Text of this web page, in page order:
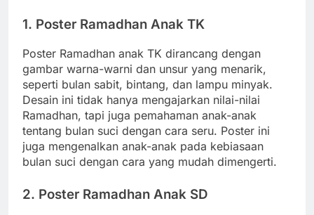
1. Poster Ramadhan Anak TK
Poster Ramadhan anak TK dirancang dengan
gambar warna-warni dan unsur yang menarik,
seperti bulan sabit, bintang, dan lampu minyak.
Desain ini tidak hanya mengajarkan nilai-nilai
Ramadhan, tapi juga pemahaman anak-anak
tentang bulan suci dengan cara seru. Poster ini
juga mengenalkan anak-anak pada kebiasaan
bulan suci dengan cara yang mudah dimengerti.
2. Poster Ramadhan Anak SD